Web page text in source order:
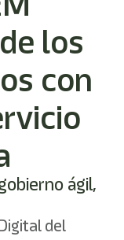
los
con
ágil,
del